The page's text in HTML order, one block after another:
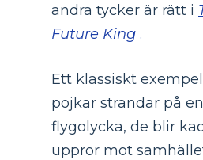
andra tycker är rätt i
Future King .
Ett klassiskt
pojkar strandar på
flygolycka, de blir
uppror mot